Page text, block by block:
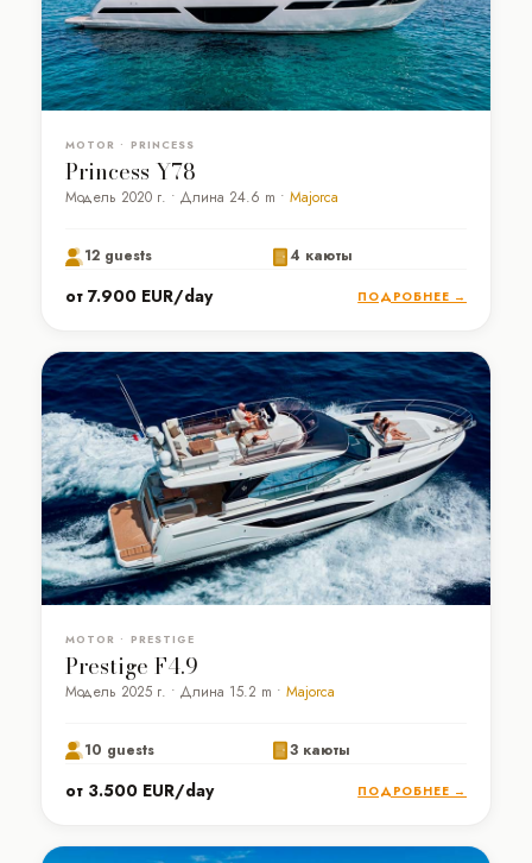
MOTOR • PRINCESS
Princess Y78
Модель 2020 г. • Длина 24.6 m • Majorca
12 guests 4 каюты
от 7.900 EUR/day ПОДРОБНЕЕ →
MOTOR • PRESTIGE
Prestige F4.9
Модель 2025 г. • Длина 15.2 m • Majorca
10 guests 3 каюты
от 3.500 EUR/day ПОДРОБНЕЕ →